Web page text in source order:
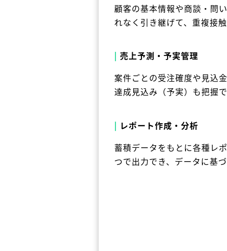
顧客の基本情報や商談・問
れなく引き継げて、重複接
| 売上予測・予実管理
案件ごとの受注確度や見込
達成見込み（予実）も把握
| レポート作成・分析
蓄積データをもとに各種レ
つで出力でき、データに基